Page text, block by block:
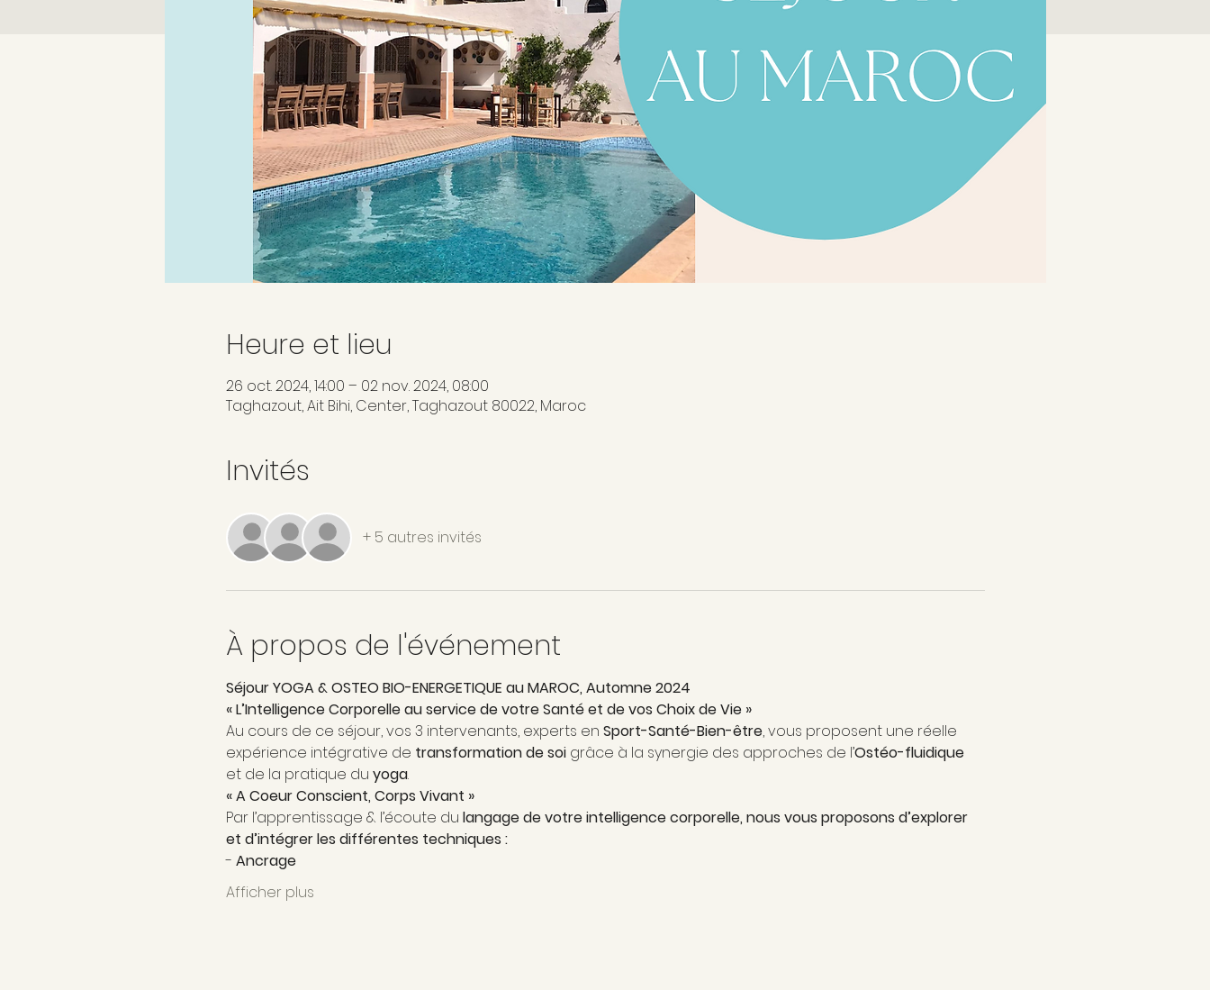
Heure et lieu
26 oct. 2024, 14:00 – 02 nov. 2024, 08:00
Taghazout, Ait Bihi, Center, Taghazout 80022, Maroc
Invités
+ 5 autres invités
À propos de l'événement
Séjour YOGA & OSTEO BIO-ENERGETIQUE au MAROC, Automne 2024
« L’Intelligence Corporelle au service de votre Santé et de vos Choix de Vie »
Au cours de ce séjour, vos 3 intervenants, experts en Sport-Santé-Bien-être, vous proposent une réelle
expérience intégrative de transformation de soi grâce à la synergie des approches de l’Ostéo-fluidique
et de la pratique du yoga.
« A Coeur Conscient, Corps Vivant »
Par l’apprentissage & l’écoute du langage de votre intelligence corporelle, nous vous proposons d’explorer
et d’intégrer les différentes techniques :
- Ancrage
Afficher plus